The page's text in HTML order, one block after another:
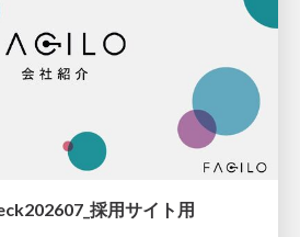
採用サイト用